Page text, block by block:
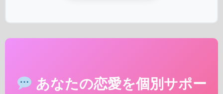
あなたの恋愛を個別サポー